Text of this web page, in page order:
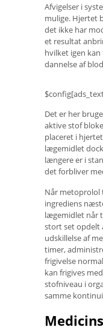
Afvigelser i
mulige. Hjertet
det ikke har
et resultat
hvilket igen
dannelse af
Det er her
aktive stof
placeret i
lægemidlet
længere er i
det forbliver
Når metoprolol
ingrediens
lægemidlet når
stort set opdelt
udskillelse af
timer,
frigivelse
kan frigives
stofniveau i
samme